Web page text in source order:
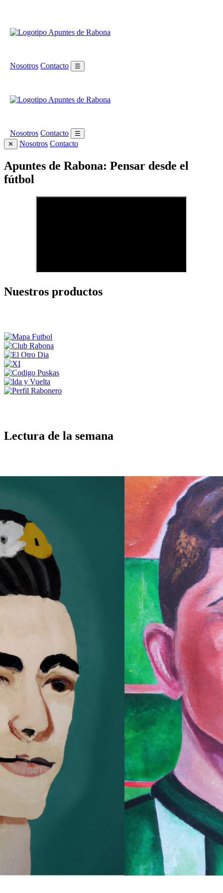
Nosotros Contacto ☰
Nosotros Contacto
☰
✕
Nosotros Contacto
Apuntes de Rabona: Pensar desde el
fútbol
Nuestros productos
Lectura de la semana